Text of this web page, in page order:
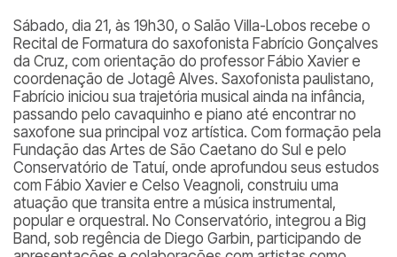
Sábado, dia 21, às 19h30, o Salão Villa-Lobos recebe o
Recital de Formatura do saxofonista Fabrício Gonçalves
da Cruz, com orientação do professor Fábio Xavier e
coordenação de Jotagê Alves. Saxofonista paulistano,
Fabrício iniciou sua trajetória musical ainda na infância,
passando pelo cavaquinho e piano até encontrar no
saxofone sua principal voz artística. Com formação pela
Fundação das Artes de São Caetano do Sul e pelo
Conservatório de Tatuí, onde aprofundou seus estudos
com Fábio Xavier e Celso Veagnoli, construiu uma
atuação que transita entre a música instrumental,
popular e orquestral. No Conservatório, integrou a Big
Band, sob regência de Diego Garbin, participando de